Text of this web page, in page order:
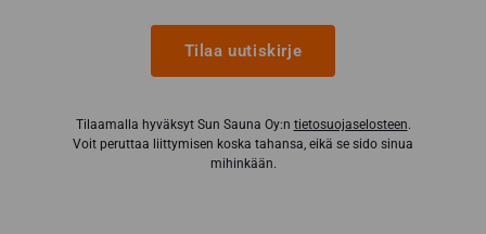
Tilaa uutiskirje
Tilaamalla hyväksyt Sun Sauna Oy:n tietosuojaselosteen.
Voit peruttaa liittymisen koska tahansa, eikä se sido sinua
mihinkään.